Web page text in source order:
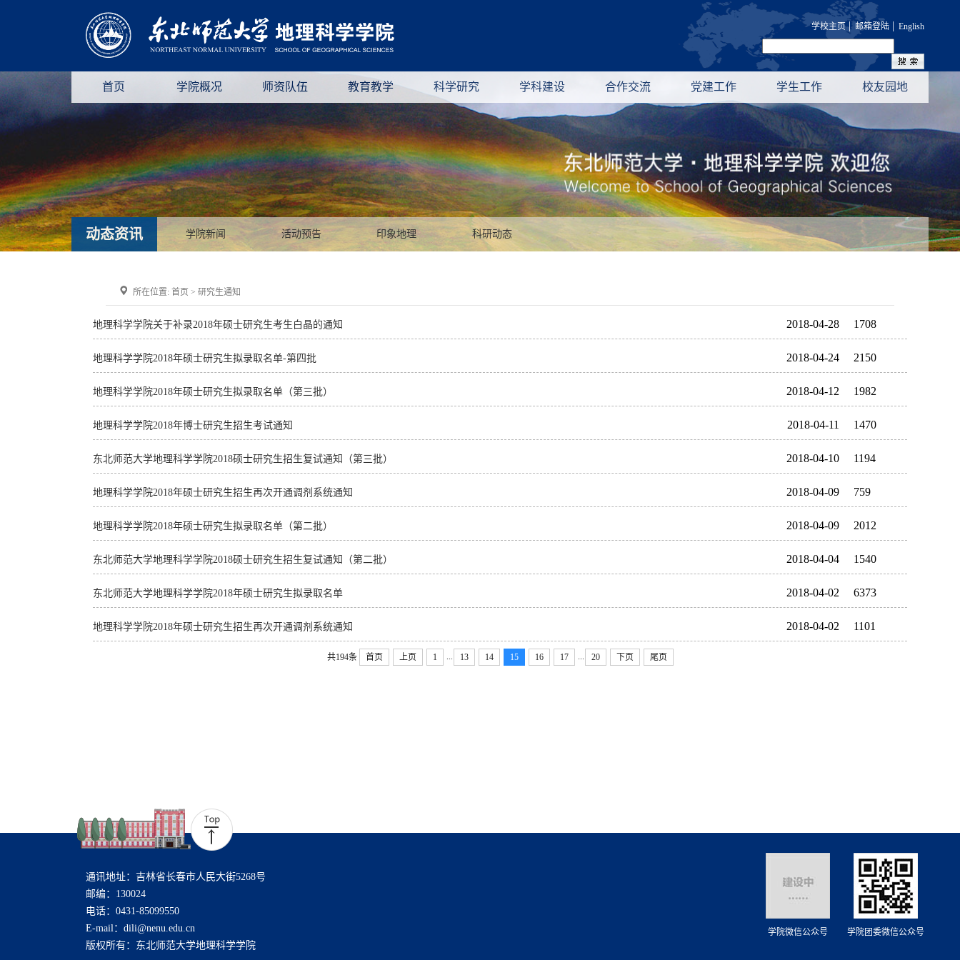
学校主页| 邮箱登陆 | English
首页 学院概况 师资队伍 教育教学 科学研究 学科建设 合作交流 党建工作 学生工作 校友园地
动态资讯 学院新闻 活动预告 印象地理 科研动态
所在位置: 首页 > 研究生通知
地理科学学院关于补录2018年硕士研究生考生白晶的通知 1708
2018-04-28
地理科学学院2018年硕士研究生拟录取名单-第四批 2150
2018-04-24
地理科学学院2018年硕士研究生拟录取名单（第三批） 1982
2018-04-12
地理科学学院2018年博士研究生招生考试通知 1470
2018-04-11
东北师范大学地理科学学院2018硕士研究生招生复试通知（第三批） 1194
2018-04-10
地理科学学院2018年硕士研究生招生再次开通调剂系统通知 759
2018-04-09
地理科学学院2018年硕士研究生拟录取名单（第二批） 2012
2018-04-09
东北师范大学地理科学学院2018硕士研究生招生复试通知（第二批） 1540
2018-04-04
东北师范大学地理科学学院2018年硕士研究生拟录取名单 6373
2018-04-02
地理科学学院2018年硕士研究生招生再次开通调剂系统通知 1101
2018-04-02
共194条 首页 上页 1 13 14 15 16 17 20 下页 尾页
通讯地址：吉林省长春市人民大街5268号
邮编：130024
电话：0431-85099550
E-mail：dili@nenu.edu.cn
版权所有：东北师范大学地理科学学院
学院微信公众号 学院团委微信公众号